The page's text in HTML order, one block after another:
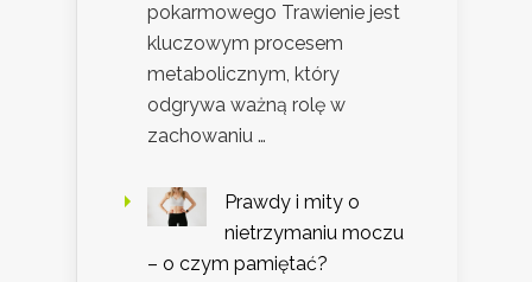
pokarmowego Trawienie jest
kluczowym procesem
metabolicznym, który
odgrywa ważną rolę w
zachowaniu …
Prawdy i mity o
nietrzymaniu moczu
– o czym pamiętać?